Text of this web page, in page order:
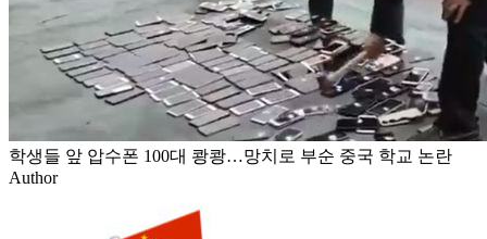
학생들 앞 압수폰 100대 쾅쾅…망치로 부순 중국 학교 논란
Author